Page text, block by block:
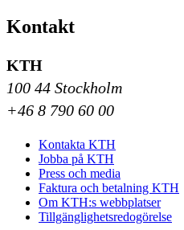
Kontakt
KTH
100 44 Stockholm
+46 8 790 60 00
Kontakta KTH
Jobba på KTH
Press och media
Faktura och betalning KTH
Om KTH:s webbplatser
Tillgänglighetsredogörelse